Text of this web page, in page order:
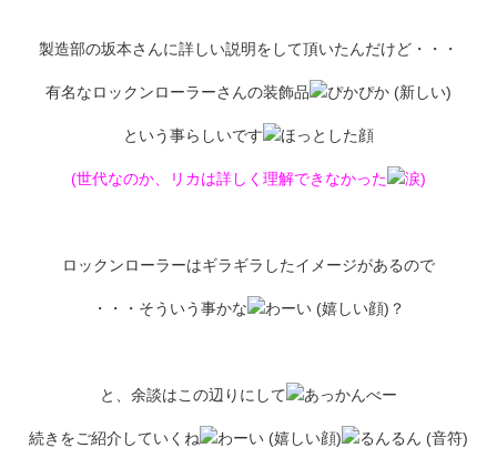
製造部の坂本さんに詳しい説明をして頂いたんだけど・・・
有名なロックンローラーさんの装飾品
という事らしいです
(世代なのか、リカは詳しく理解できなかった )
ロックンローラーはギラギラしたイメージがあるので
・・・そういう事かな ？
と、余談はこの辺りにして
続きをご紹介していくね